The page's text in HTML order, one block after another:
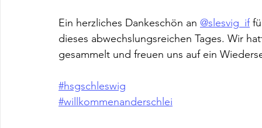
Ein herzliches Dankeschön an @slesvig_if
dieses abwechslungsreichen Tages. Wir
gesammelt und freuen uns auf ein
#hsgschleswig
#willkommenanderschlei